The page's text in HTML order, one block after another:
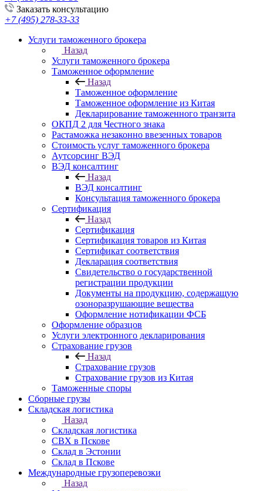
Заказать консультацию
+7 (495) 278-33-33
Услуги таможенного брокера
Назад
Услуги таможенного брокера
Таможенное оформление
Назад
Таможенное оформление
Таможенное оформление из Китая
Декларирование таможенного транзита
ОКПД 2 для Честного знака
Растаможка незаконно ввезенных товаров
Стоимость услуг таможенного брокера
Аутсорсинг ВЭД
ВЭД консалтинг
Назад
ВЭД консалтинг
Консультация таможенного брокера
Сертификация
Назад
Сертификация
Сертификация товаров из Китая
Сертификат соответствия
Декларация соответствия
Свидетельство о государственной
регистрации продукции
Документы на продукцию, содержащую
озоноразрушающие вещества
Оформление нотификации ФСБ
Оформление образцов
Услуги электронного декларирования
Страхование грузов
Назад
Страхование грузов
Страхование грузов из Китая
Таможенные споры
Сборные грузы
Складская логистика
Назад
Складская логистика
СВХ в Пскове
Склад в Эстонии
Склад в Пскове
Международные грузоперевозки
Назад